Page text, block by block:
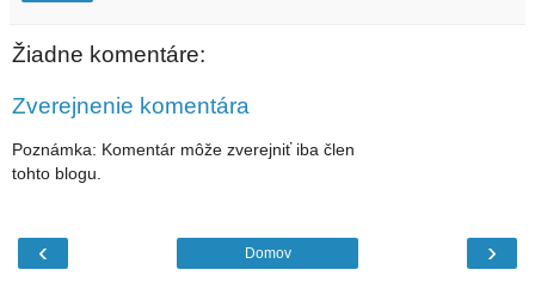
Žiadne komentáre:
Zverejnenie komentára
Poznámka: Komentár môže zverejniť iba člen
tohto blogu.
‹ ›
Domov